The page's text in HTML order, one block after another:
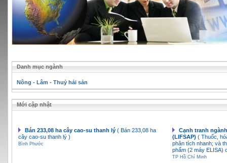
Danh mục ngành
Nông - Lâm - Thuỷ hải sản
Mới cập nhật
Bán 233,08 ha cây cao-su thanh lý ( Bán 233,08 ha
cây cao-su thanh lý )
Bình Phước
Cạnh tranh
(LIFSAP) ( Thuốc,
phân tích nhanh; và
phẩm (2 máy ELISA)
TP Hồ Chí Minh